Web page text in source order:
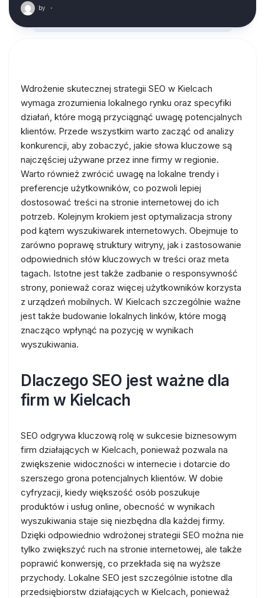
by ·
Wdrożenie skutecznej strategii SEO w Kielcach
wymaga zrozumienia lokalnego rynku oraz specyfiki
działań, które mogą przyciągnąć uwagę potencjalnych
klientów. Przede wszystkim warto zacząć od analizy
konkurencji, aby zobaczyć, jakie słowa kluczowe są
najczęściej używane przez inne firmy w regionie.
Warto również zwrócić uwagę na lokalne trendy i
preferencje użytkowników, co pozwoli lepiej
dostosować treści na stronie internetowej do ich
potrzeb. Kolejnym krokiem jest optymalizacja strony
pod kątem wyszukiwarek internetowych. Obejmuje to
zarówno poprawę struktury witryny, jak i zastosowanie
odpowiednich słów kluczowych w treści oraz meta
tagach. Istotne jest także zadbanie o responsywność
strony, ponieważ coraz więcej użytkowników korzysta
z urządzeń mobilnych. W Kielcach szczególnie ważne
jest także budowanie lokalnych linków, które mogą
znacząco wpłynąć na pozycję w wynikach
wyszukiwania.
Dlaczego SEO jest ważne dla
firm w Kielcach
SEO odgrywa kluczową rolę w sukcesie biznesowym
firm działających w Kielcach, ponieważ pozwala na
zwiększenie widoczności w internecie i dotarcie do
szerszego grona potencjalnych klientów. W dobie
cyfryzacji, kiedy większość osób poszukuje
produktów i usług online, obecność w wynikach
wyszukiwania staje się niezbędna dla każdej firmy.
Dzięki odpowiednio wdrożonej strategii SEO można nie
tylko zwiększyć ruch na stronie internetowej, ale także
poprawić konwersję, co przekłada się na wyższe
przychody. Lokalne SEO jest szczególnie istotne dla
przedsiębiorstw działających w Kielcach, ponieważ